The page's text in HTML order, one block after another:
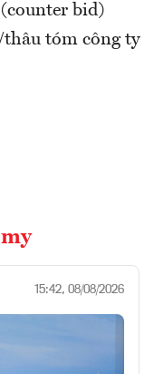
bid)
tóm công ty
15:42, 08/08/2026